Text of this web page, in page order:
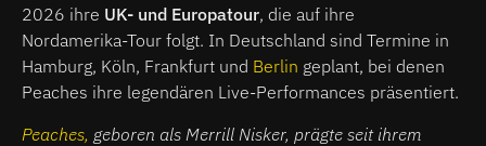
2026 ihre UK- und Europatour, die auf ihre
Nordamerika-Tour folgt. In Deutschland sind Termine in
Hamburg, Köln, Frankfurt und Berlin geplant, bei denen
Peaches ihre legendären Live-Performances präsentiert.
Peaches, geboren als Merrill Nisker, prägte seit ihrem